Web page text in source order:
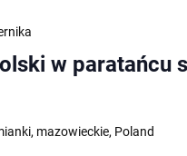
w paratańcu
mazowieckie, Poland